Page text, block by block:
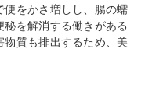
便をかさ増しし、腸の蠕
を解消する働きがある
質も排出するため、美